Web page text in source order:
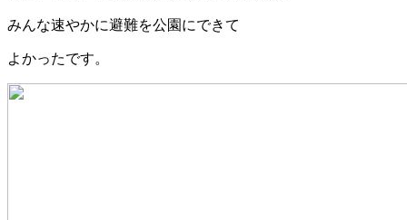
みんな速やかに避難を公園にできて
よかったです。